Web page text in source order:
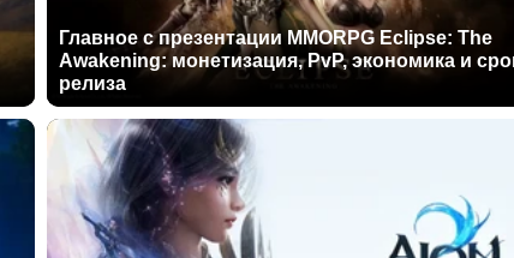
Главное с презентации MMORPG Eclipse: The
Awakening: монетизация, PvP, экономика и
релиза